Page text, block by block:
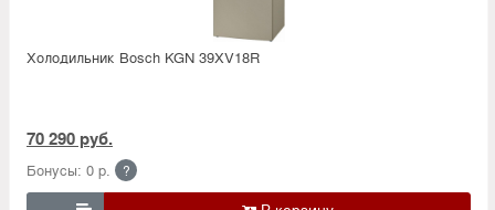
Холодильник Bosсh KGN 39XV18R
70 290 руб.
Бонусы: 0 р. ?